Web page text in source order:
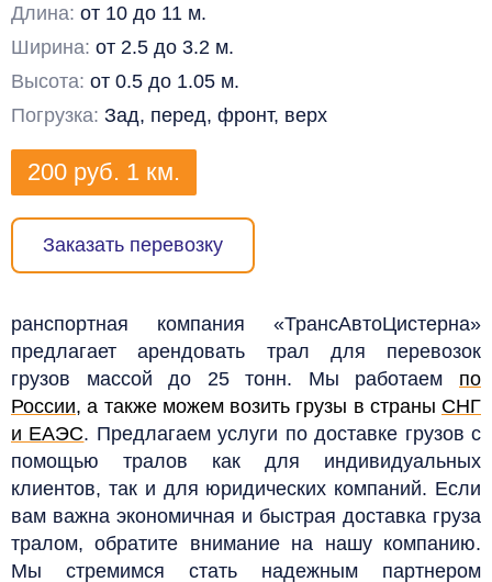
Длина: от 10 до 11 м.
Ширина: от 2.5 до 3.2 м.
Высота: от 0.5 до 1.05 м.
Погрузка: Зад, перед, фронт, верх
200 руб. 1 км.
Заказать перевозку
ранспортная компания «ТрансАвтоЦистерна»
предлагает арендовать трал для перевозок
грузов массой до 25 тонн. Мы работаем по
России, а также можем возить грузы в страны СНГ
и ЕАЭС. Предлагаем услуги по доставке грузов с
помощью тралов как для индивидуальных
клиентов, так и для юридических компаний. Если
вам важна экономичная и быстрая доставка груза
тралом, обратите внимание на нашу компанию.
Мы стремимся стать надежным партнером